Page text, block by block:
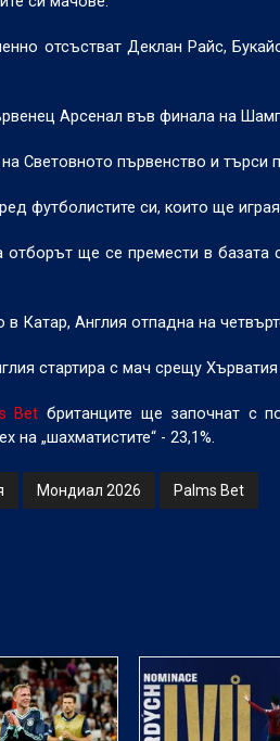
отсъстват Деклан Райс,
Арсенал във финала на
Световното първенство и търси
футболистите си, които ще
ще се премести в базата
Катар, Англия отпадна на
стартира с мач срещу
Bet британците ще започнат с
на „шахматистите“ - 23,1%.
Мондиал 2026 Palms Bet